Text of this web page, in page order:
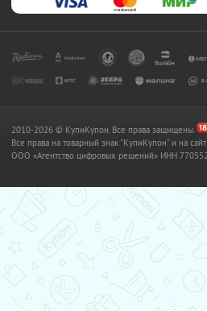
2010-2026 © КупиКупон. Все права защищены.
Все права на товарный знак "КупиКупон" и на
OOO «Агентство цифровых решений» ИНН